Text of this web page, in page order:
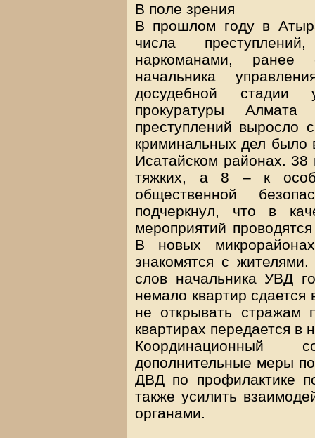
В поле зрения
В прошлом году в
числа
наркоманами,
начальника
досудебной стадии
прокуратуры Алмата
преступлений выросло
криминальных дел было
Исатайском районах. 38
тяжких, а 8 – к
общественной
подчеркнул, что в
мероприятий
В новых
знакомятся с
слов начальника УВД
немало квартир
не открывать стражам
квартирах передается в
Координационный
дополнительные меры
ДВД по профилактике
также усилить
органами.